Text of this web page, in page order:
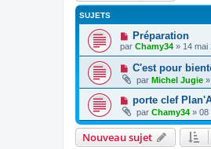
SUJETS
Préparation
par Chamy34 » 14 mai
C'est pour
par Michel Jugie
porte clef
par Chamy34 » 08
Nouveau sujet